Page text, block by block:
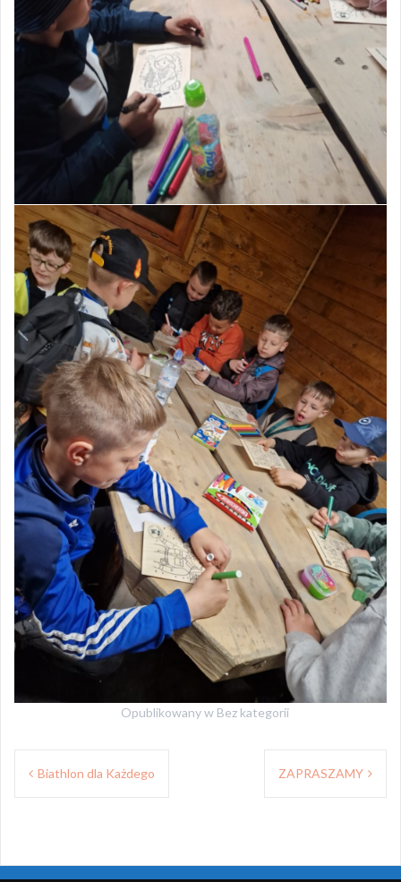
Opublikowany w Bez kategorii
wpisu
Dumnie wspierane przez WordPressa|Szablon:Oriaby